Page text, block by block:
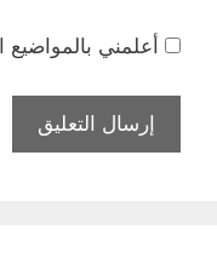
أعلمني بالمواضيع